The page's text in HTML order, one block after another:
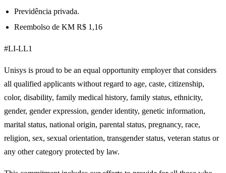
Previdência privada.
Reembolso de KM R$ 1,16
#LI-LL1
Unisys is proud to be an equal opportunity employer that considers
all qualified applicants without regard to age, caste, citizenship,
color, disability, family medical history, family status, ethnicity,
gender, gender expression, gender identity, genetic information,
marital status, national origin, parental status, pregnancy, race,
religion, sex, sexual orientation, transgender status, veteran status or
any other category protected by law.